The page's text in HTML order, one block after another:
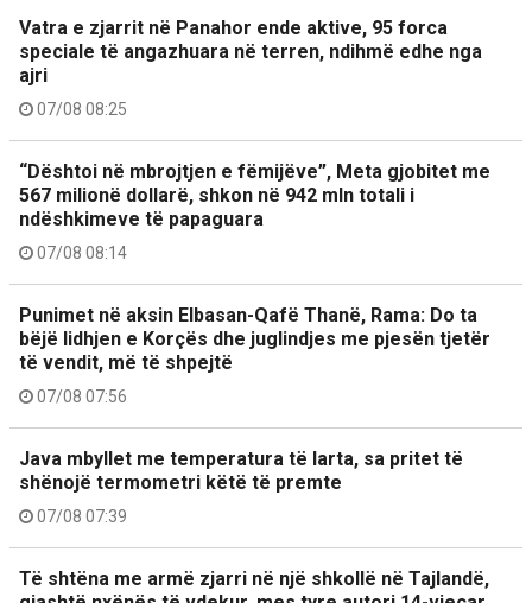
Vatra e zjarrit në Panahor ende aktive, 95 forca
speciale të angazhuara në terren, ndihmë edhe nga
ajri
07/08 08:25
“Dështoi në mbrojtjen e fëmijëve”, Meta gjobitet me
567 milionë dollarë, shkon në 942 mln totali i
ndëshkimeve të papaguara
07/08 08:14
Punimet në aksin Elbasan-Qafë Thanë, Rama: Do ta
bëjë lidhjen e Korçës dhe juglindjes me pjesën tjetër
të vendit, më të shpejtë
07/08 07:56
Java mbyllet me temperatura të larta, sa pritet të
shënojë termometri këtë të premte
07/08 07:39
Të shtëna me armë zjarri në një shkollë në Tajlandë,